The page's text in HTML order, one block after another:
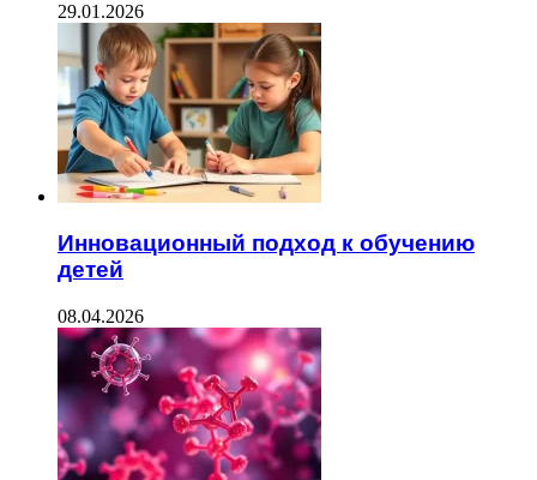
29.01.2026
Инновационный подход к обучению
детей
08.04.2026